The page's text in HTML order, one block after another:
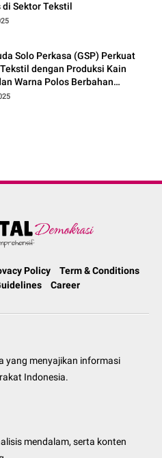
di Sektor Tekstil
Solo Perkasa (GSP) Perkuat
dengan Produksi Kain
Warna Polos Berbahan
Policy
Term & Conditions
Career
yang menyajikan informasi
Indonesia.
mendalam, serta konten